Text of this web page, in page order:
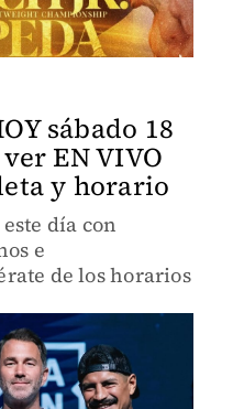
sábado 18
EN VIVO
y horario
día con
e
de los horarios